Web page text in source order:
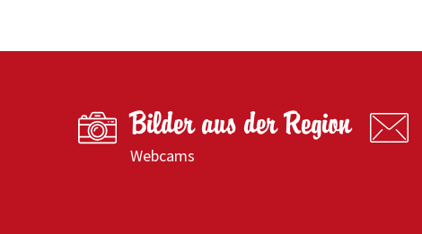
Bilder aus der Region
Webcams